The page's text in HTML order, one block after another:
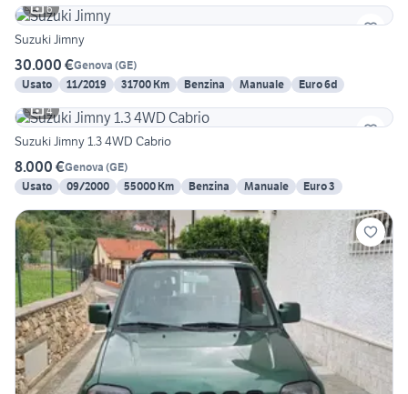
6
Suzuki Jimny
30.000 €Genova (GE)
Usato
11/2019 31700 Km Benzina Manuale
Euro 6d
4
Suzuki Jimny 1.3 4WD Cabrio
8.000 €Genova (GE)
Usato
09/2000 55000 Km Benzina Manuale Euro 3